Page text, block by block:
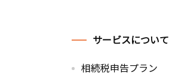
サービスについて
相続税申告プラン